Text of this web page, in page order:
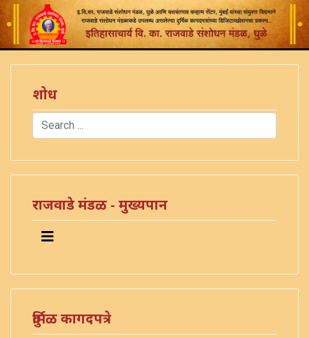
शोध
Search
राजवाडे मंडळ - मुख्यपान
दुर्मिळ कागदपत्रे